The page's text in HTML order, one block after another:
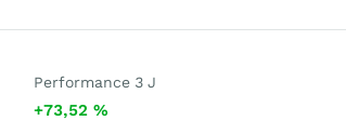
Performance 3 J
+73,52%